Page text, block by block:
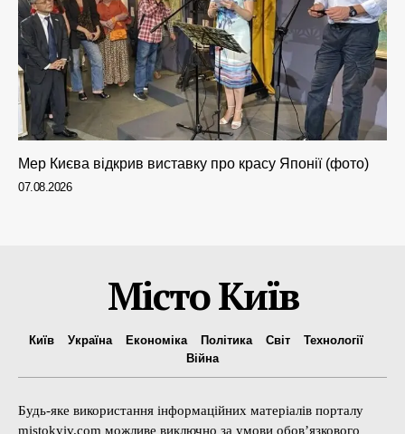
Мер Києва відкрив виставку про красу Японії (фото)
07.08.2026
Місто Київ
Київ Україна Економіка Політика Світ
Технології
Війна
Будь-яке використання інформаційних матеріалів порталу
mistokyiv.com можливе виключно за умови обов’язкового